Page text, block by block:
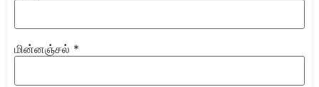
மின்னஞ்சல் *